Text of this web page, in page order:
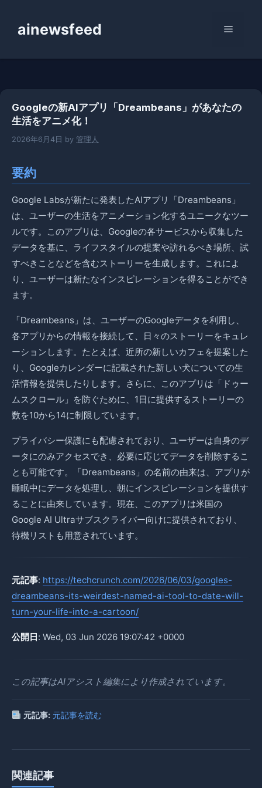
ainewsfeed メ
Googleの新AIアプリ「Dreambeans」があなたの
生活をアニメ化！
2026年6月4日 by 管理人
要約
Google Labsが新たに発表したAIアプリ「Dreambeans」
は、ユーザーの生活をアニメーション化するユニークなツー
ルです。このアプリは、Googleの各サービスから収集した
データを基に、ライフスタイルの提案や訪れるべき場所、試
すべきことなどを含むストーリーを生成します。これによ
り、ユーザーは新たなインスピレーションを得ることができ
ます。
「Dreambeans」は、ユーザーのGoogleデータを利用し、
各アプリからの情報を接続して、日々のストーリーをキュレ
ーションします。たとえば、近所の新しいカフェを提案した
り、Googleカレンダーに記載された新しい犬についての生
活情報を提供したりします。さらに、このアプリは「ドゥー
ムスクロール」を防ぐために、1日に提供するストーリーの
数を10から14に制限しています。
プライバシー保護にも配慮されており、ユーザーは自身のデ
ータにのみアクセスでき、必要に応じてデータを削除するこ
とも可能です。「Dreambeans」の名前の由来は、アプリが
睡眠中にデータを処理し、朝にインスピレーションを提供す
ることに由来しています。現在、このアプリは米国の
Google AI Ultraサブスクライバー向けに提供されており、
待機リストも用意されています。
元記事: https://techcrunch.com/2026/06/03/googles-
dreambeans-its-weirdest-named-ai-tool-to-date-will-
turn-your-life-into-a-cartoon/
公開日: Wed, 03 Jun 2026 19:07:42 +0000
この記事はAIアシスト編集により作成されています。
元記事: 元記事を読む
関連記事